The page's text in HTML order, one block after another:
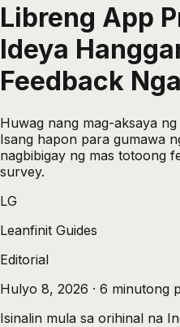
Libreng App
Ideya
Feedback
Huwag nang mag-aksaya
Isang hapon para gumawa
nagbibigay ng mas totoong
survey.
LG
Leanfinit Guides
Editorial
Hulyo 8, 2026 · 6 minutong
Isinalin mula sa orihinal na